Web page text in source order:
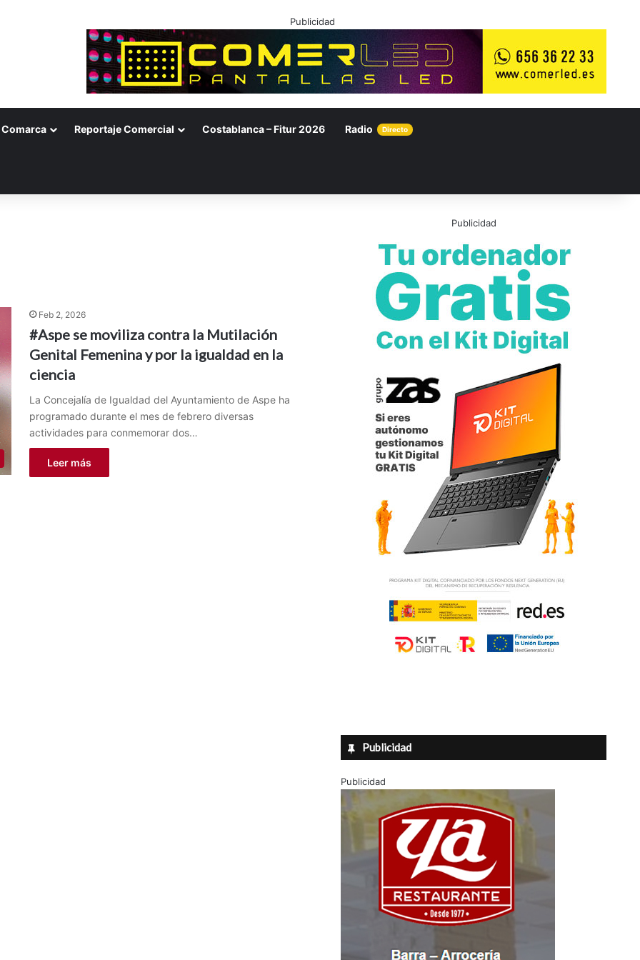
Publicidad
Comarca Reportaje Comercial Costablanca – Fitur 2026 Radio Directo
Feb 2, 2026
#Aspe se moviliza contra la Mutilación
Genital Femenina y por la igualdad en la
ciencia
La Concejalía de Igualdad del Ayuntamiento de Aspe ha
programado durante el mes de febrero diversas
actividades para conmemorar dos…
Leer más
Publicidad
Publicidad
Publicidad